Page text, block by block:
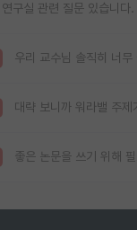
연구실 관련 질문 있습니다.
우리 교수님 솔직히 너무
대략 보니까 워라밸 주제
좋은 논문을 쓰기 위해